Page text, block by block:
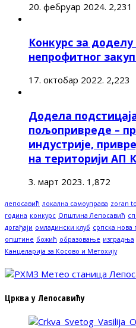
20. фебруар 2024. 2,231
Конкурс за
непрофитног
17. октобар 2022. 2,223
Додела
пољопривреде –
индустрије,
на територији АП
3. март 2023. 1,872
лепосавић локална самоуправа zoran
година конкурс Општина Лепосавић
догађаји омладински клуб српска нова
општине божић образовање изградња
Канцеларија за Косово и Метохију
Црква у Лепосавићу